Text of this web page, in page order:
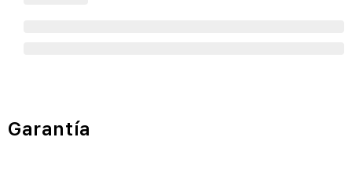
Garantía